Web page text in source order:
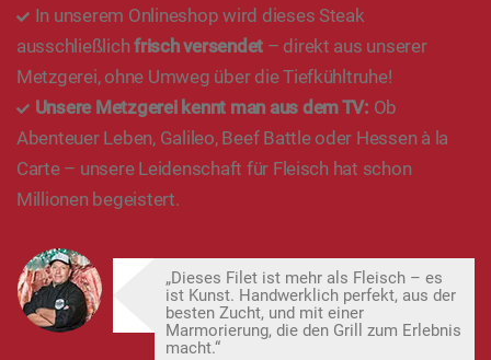
In unserem Onlineshop wird dieses Steak
ausschließlichfrisch versendet – direkt aus unserer
Metzgerei, ohne Umweg über die Tiefkühltruhe!
Unsere Metzgerei kennt man aus dem TV: Ob
Abenteuer Leben, Galileo, Beef Battle oder Hessen à la
Carte – unsere Leidenschaft für Fleisch hat schon
Millionen begeistert.
„Dieses Filet ist mehr als Fleisch – es
ist Kunst. Handwerklich perfekt, aus der
besten Zucht, und mit einer
Marmorierung, die den Grill zum Erlebnis
macht.“